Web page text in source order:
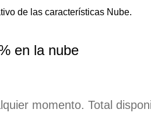
en la nube
momento. Total